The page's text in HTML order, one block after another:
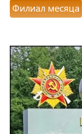
Филиал месяца